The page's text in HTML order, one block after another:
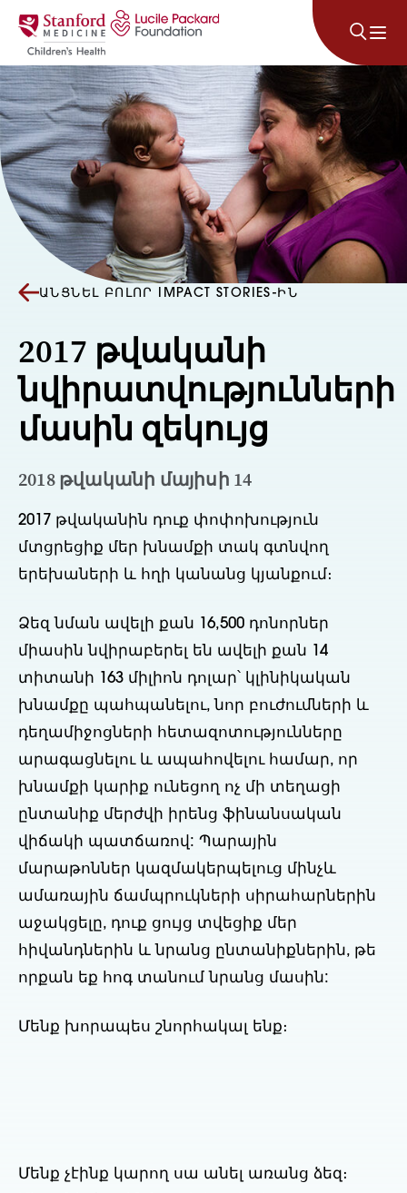
Անցնել բովանդակությանը
ԱՆՑՆԵԼ ԲՈԼՈՐ IMPACT STORIES-ԻՆ
2017 թվականի
նվիրատվությունների
մասին զեկույց
2018 թվականի մայիսի 14
2017 թվականին դուք փոփոխություն
մտցրեցիք մեր խնամքի տակ գտնվող
երեխաների և հղի կանանց կյանքում։
Ձեզ նման ավելի քան 16,500 դոնորներ
միասին նվիրաբերել են ավելի քան 14
տիտանի 163 միլիոն դոլար՝ կլինիկական
խնամքը պահպանելու, նոր բուժումների և
դեղամիջոցների հետազոտությունները
արագացնելու և ապահովելու համար, որ
խնամքի կարիք ունեցող ոչ մի տեղացի
ընտանիք մերժվի իրենց ֆինանսական
վիճակի պատճառով: Պարային
մարաթոններ կազմակերպելուց մինչև
ամառային ճամպրուկների սիրահարներին
աջակցելը, դուք ցույց տվեցիք մեր
հիվանդներին և նրանց ընտանիքներին, թե
որքան եք հոգ տանում նրանց մասին:
Մենք խորապես շնորհակալ ենք։
Մենք չէինք կարող սա անել առանց ձեզ։